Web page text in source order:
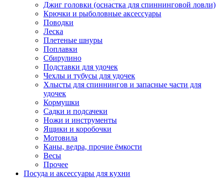
Джиг головки (оснастка для спиннинговой ловли)
Крючки и рыболовные аксессуары
Поводки
Леска
Плетеные шнуры
Поплавки
Сбирулино
Подставки для удочек
Чехлы и тубусы для удочек
Хлысты для спиннингов и запасные части для
удочек
Кормушки
Садки и подсачеки
Ножи и инструменты
Ящики и коробочки
Мотовила
Каны, ведра, прочие ёмкости
Весы
Прочее
Посуда и аксессуары для кухни